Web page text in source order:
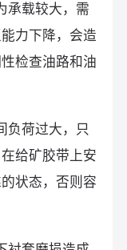
承载较大，需
力下降，会造
检查油路和油
负荷过大，只
给矿胶带上安
状态，否则容